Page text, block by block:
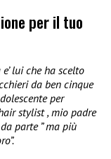
per il tuo
lui che ha scelto
da ben cinque
per
stylist , mio padre
parte ” ma più